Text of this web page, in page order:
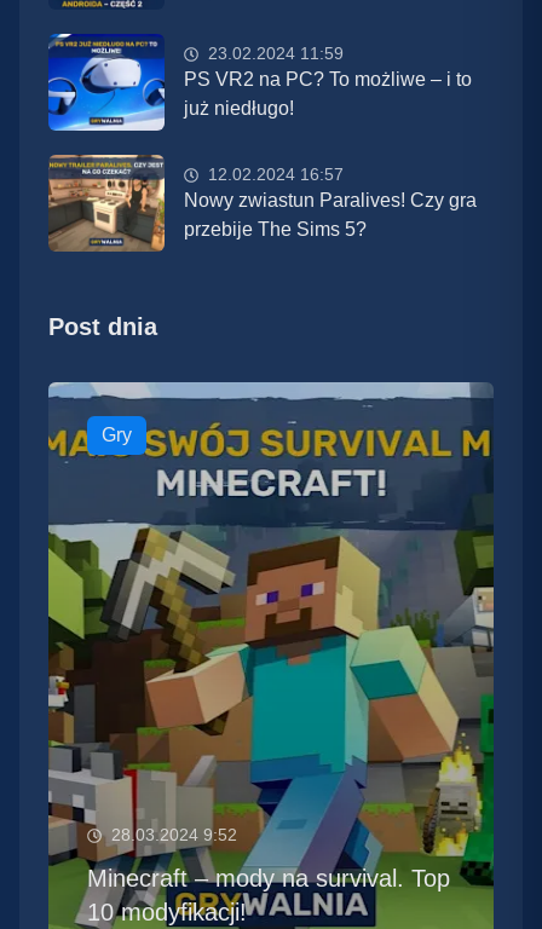
23.02.2024 11:59
PS VR2 na PC? To możliwe – i to
już niedługo!
12.02.2024 16:57
Nowy zwiastun Paralives! Czy gra
przebije The Sims 5?
Post dnia
Gry
28.03.2024 9:52
Minecraft – mody na survival. Top
10 modyfikacji!